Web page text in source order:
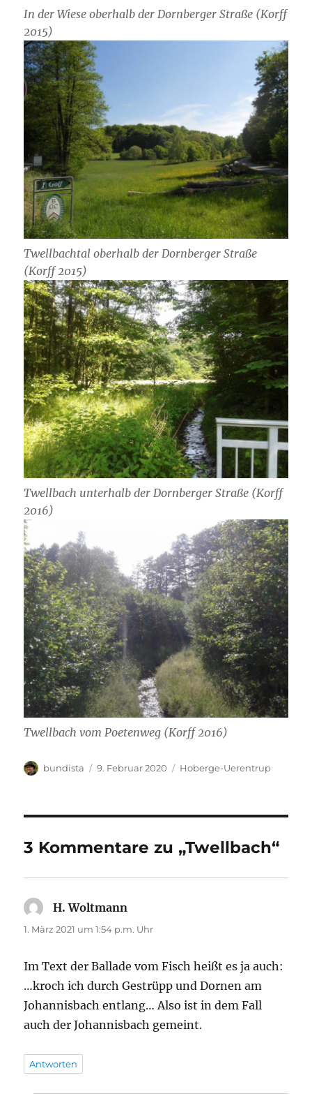
In der Wiese oberhalb der Dornberger Straße (Korff
2015)
Twellbachtal oberhalb der Dornberger Straße
(Korff 2015)
Twellbach unterhalb der Dornberger Straße (Korff
2016)
Twellbach vom Poetenweg (Korff 2016)
Autor
bundista
Veröffentlicht
9. Februar 2020 Kategorien
Hoberge-Uerentrup
3 Kommentare zu „Twellbach“
H. Woltmann
1. März 2021 um 1:54 p.m. Uhr
Im Text der Ballade vom Fisch heißt es ja auch:
…kroch ich durch Gestrüpp und Dornen am
Johannisbach entlang… Also ist in dem Fall
auch der Johannisbach gemeint.
Antworten